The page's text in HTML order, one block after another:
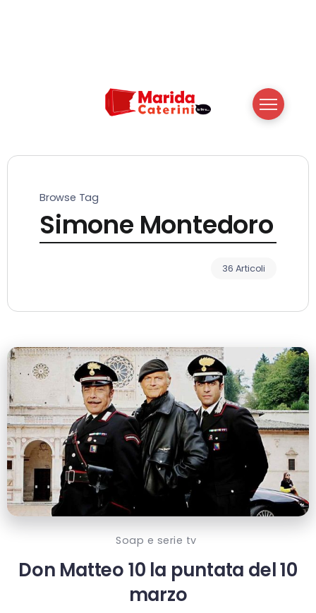
Browse Tag
Simone Montedoro
36 Articoli
Soap e serie tv
Don Matteo 10 la puntata del 10
marzo